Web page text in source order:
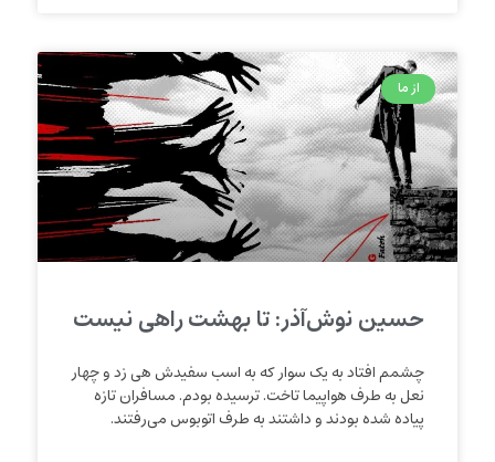
از ما
حسین نوش‌آذر: تا بهشت راهی نیست
چشمم افتاد به یک سوار که به اسب سفیدش هی زد و چهار
نعل به طرف هواپیما تاخت. ترسیده بودم. مسافران تازه
پیاده شده بودند و داشتند به طرف اتوبوس می‌رفتند.